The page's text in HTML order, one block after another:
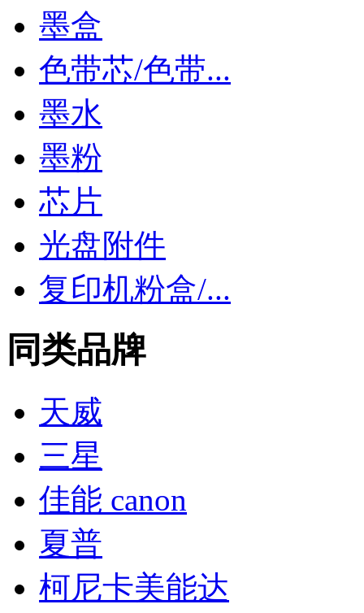
墨盒
色带芯/色带...
墨水
墨粉
芯片
光盘附件
复印机粉盒/...
同类品牌
天威
三星
佳能 canon
夏普
柯尼卡美能达